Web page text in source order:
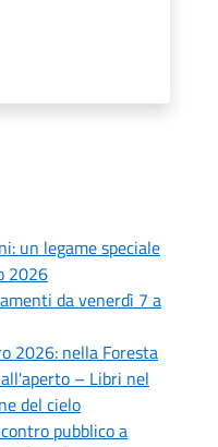
un legame speciale
2026
da venerdì 7 a
2026: nella Foresta
– Libri nel
del cielo
pubblico a